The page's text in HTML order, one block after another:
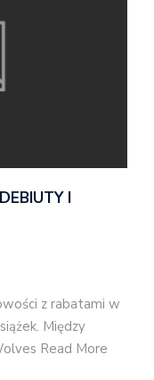
I
z rabatami w
Między
Read More